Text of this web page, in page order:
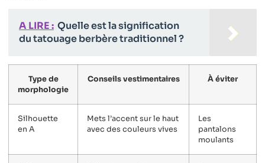
A LIRE : Quelle est la signification
du tatouage berbère traditionnel ?
Type de
morphologie
Conseils vestimentaires À éviter
Silhouette
en A
Mets l’accent sur le haut
avec des couleurs vives
Les
pantalons
moulants